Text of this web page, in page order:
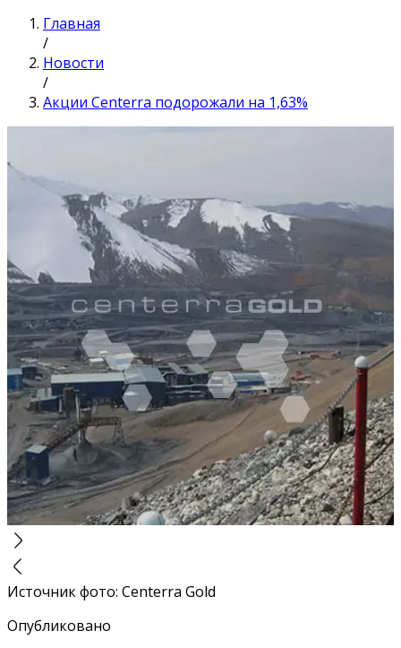
Главная
/
Новости
/
Акции Centerra подорожали на 1,63%
Источник фото: Centerra Gold
Опубликовано